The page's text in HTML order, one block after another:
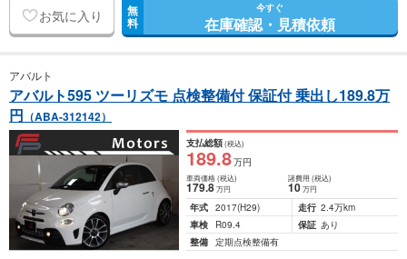
お気に入り 無
料
今すぐ
在庫確認・見積依頼
アバルト
アバルト595 ツーリズモ 点検整備付 保証付 乗出し189.8万
円 （ABA-312142）
支払総額(税込)
189.8万円
車両価格(税込)
179.8万円
諸費用 (税込)
10 万円
年式 2017(H29) 走行 2.4万km
車検
R09.4 保証 あり
整備 定期点検整備有